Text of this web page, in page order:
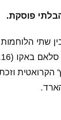
פוסקת.